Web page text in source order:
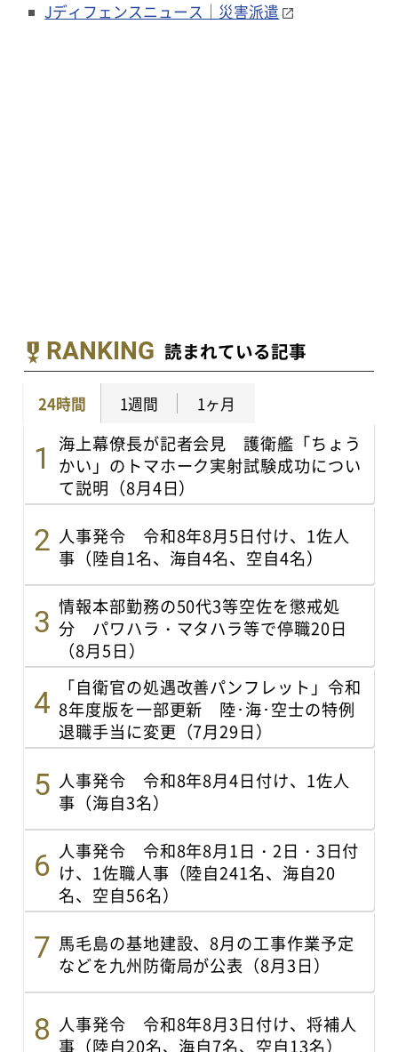
Jディフェンスニュース｜災害派遣
RANKING 読まれている記事
24時間 1週間 1ヶ月
海上幕僚長が記者会見 護衛艦「ちょう
かい」のトマホーク実射試験成功につい
て説明（8月4日）
人事発令 令和8年8月5日付け、1佐人
事（陸自1名、海自4名、空自4名）
情報本部勤務の50代3等空佐を懲戒処
分 パワハラ・マタハラ等で停職20日
（8月5日）
「自衛官の処遇改善パンフレット」令和
8年度版を一部更新 陸･海･空士の特例
退職手当に変更（7月29日）
人事発令 令和8年8月4日付け、1佐人
事（海自3名）
人事発令 令和8年8月1日・2日・3日付
け、1佐職人事（陸自241名、海自20
名、空自56名）
馬毛島の基地建設、8月の工事作業予定
などを九州防衛局が公表（8月3日）
人事発令 令和8年8月3日付け、将補人
事（陸自20名、海自7名、空自13名）